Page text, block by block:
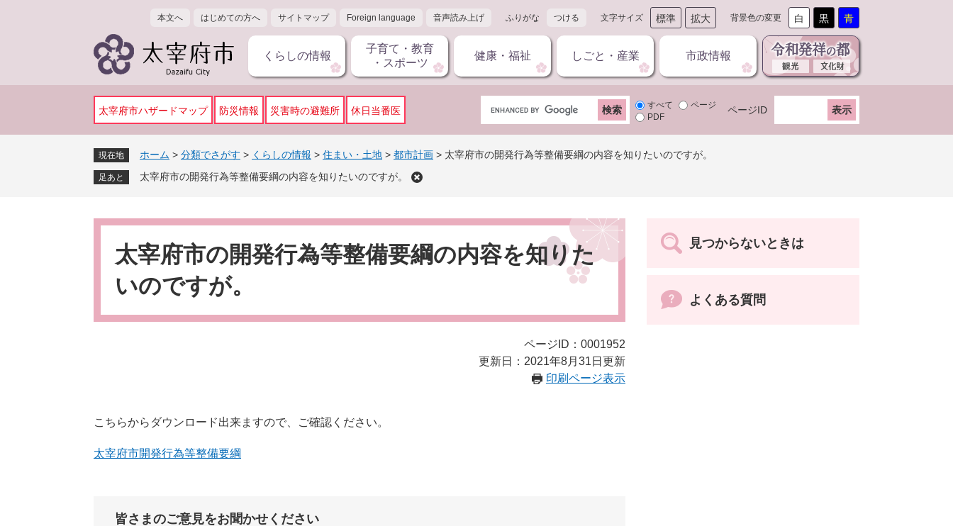
本文へ はじめての方へ サイトマップ Foreign language 音声読み上げ ふりがな つける 文字サイズ 標準 拡大 背景色の変更 白 黒 青
くらしの情報
子育て・教育
・スポーツ
健康・福祉 しごと・産業 市政情報
太宰府市ハザードマップ 防災情報 災害時の避難所 休日当番医
G
o
g
タ
ム
検
すべて
ページ
PDF
ページID
現在地 ホーム > 分類でさがす > くらしの情報 > 住まい・土地 > 都市計画 > 太宰府市の開発行為等整備要綱の内容を知りたいのですが。
足あと 太宰府市の開発行為等整備要綱の内容を知りたいのですが。
本
太宰府市の開発行為等整備要綱の内容を知りた
いのですが。
ページID：0001952
更新日：2021年8月31日更新
印刷ページ表示
こちらからダウンロード出来ますので、ご確認ください。
太宰府市開発行為等整備要綱
皆さまのご意見をお聞かせください
見つからないときは
よくある質問